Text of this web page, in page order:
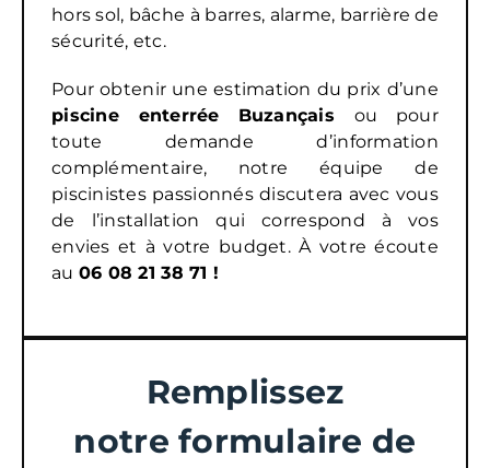
hors sol, bâche à barres, alarme, barrière de
sécurité, etc.
Pour obtenir une estimation du prix d’une
piscine enterrée
Buzançais ou pour
toute demande d’information
complémentaire, notre équipe de
piscinistes passionnés discutera avec vous
de l’installation qui correspond à vos
envies et à votre budget. À votre écoute
au 06 08 21 38 71 !
Remplissez
notre formulaire de